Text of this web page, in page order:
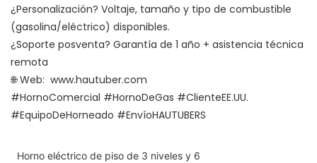
¿Personalización? Voltaje, tamaño y tipo de combustible
(gasolina/eléctrico) disponibles.
¿Soporte posventa? Garantía de 1 año + asistencia técnica
remota
🌐 Web: www.hautuber.com
#HornoComercial #HornoDeGas #ClienteEE.UU.
#EquipoDeHorneado #EnvíoHAUTUBERS
Horno eléctrico de piso de 3 niveles y 6